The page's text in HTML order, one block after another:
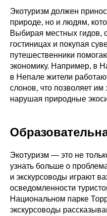
Экотуризм должен
природе, но и людям,
Выбирая местных гидов,
гостиницах и покупая
путешественники
экономику. Например, в
в Непале жители
слонов, что позволяет
нарушая природные
Экотуризм — это не
узнать больше о
и экскурсоводы играют
осведомленности
Национальном парке
экскурсоводы